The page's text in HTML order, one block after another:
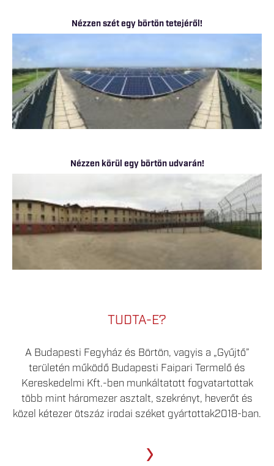
Nézzen szét egy börtön tetejéről!
Nézzen körül egy börtön udvarán!
TUDTA-E?
A Budapesti Fegyház és Börtön, vagyis a „Gyűjtő”
területén működő Budapesti Faipari Termelő és
Kereskedelmi Kft.-ben munkáltatott fogvatartottak
több mint háromezer asztalt, szekrényt, heverőt és
közel kétezer ötszáz irodai széket gyártottak2018-ban.
›